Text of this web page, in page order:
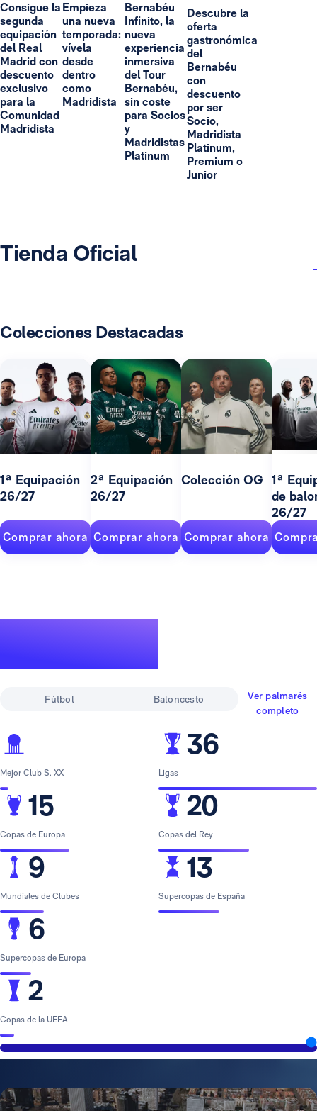
Consigue la
segunda
equipación
del Real
Madrid con
descuento
exclusivo
para la
Comunidad
Madridista
Empieza
una nueva
temporada:
vívela
desde
dentro
como
Madridista
Bernabéu
Infinito, la
nueva
experiencia
inmersiva
del Tour
Bernabéu,
sin coste
para Socios
y
Madridistas
Platinum
Descubre la
oferta
gastronómica
del
Bernabéu
con
descuento
por ser
Socio,
Madridista
Platinum,
Premium o
Junior
Tienda Oficial
Colecciones Destacadas
1ª Equipación
26/27
Comprar ahora
2ª Equipación
26/27
Comprar ahora
Colección OG
Comprar ahora
1ª
de
26/27
Fútbol Baloncesto
Ver palmarés
completo
Mejor Club S. XX
15
Copas de Europa
9
Mundiales de Clubes
6
Supercopas de Europa
2
Copas de la UEFA
36
Ligas
20
Copas del Rey
13
Supercopas de España